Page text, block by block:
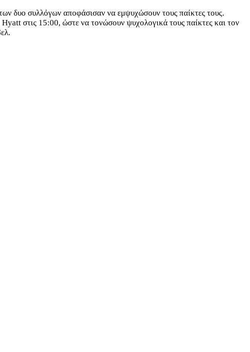
των δυο συλλόγων αποφάσισαν να εμψυχώσουν τους παίκτες τους.
στις 15:00, ώστε να τονώσουν ψυχολογικά τους παίκτες και τον